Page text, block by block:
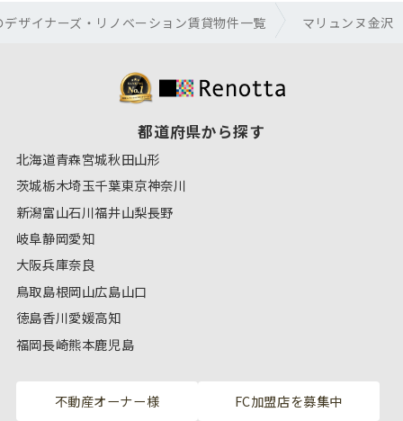
デザイナーズ・リノベーション賃貸物件一覧 マリュンヌ金沢
都道府県から探す
北海道青森宮城秋田山形
茨城栃木埼玉千葉東京神奈川
新潟富山石川福井山梨長野
岐阜静岡愛知
大阪兵庫奈良
鳥取島根岡山広島山口
徳島香川愛媛高知
福岡長崎熊本鹿児島
不動産オーナー様 FC加盟店を募集中